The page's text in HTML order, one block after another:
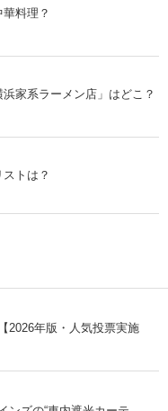
料理？
家系ラーメン店」はどこ？
トは？
2026年版・人気投票実施